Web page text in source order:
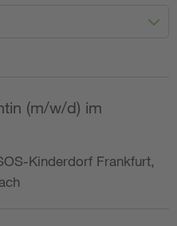
(m/w/d) im
Kinderdorf Frankfurt,